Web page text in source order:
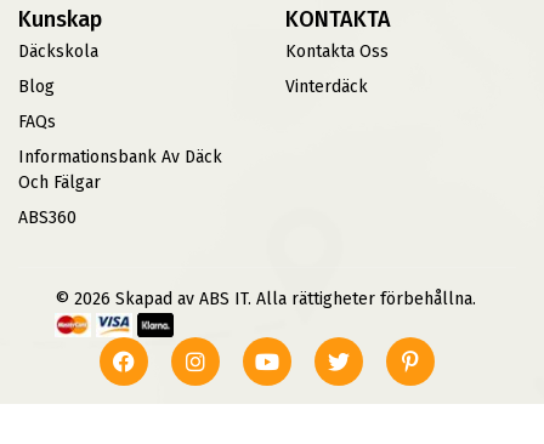
Kunskap
Däckskola
Blog
FAQs
Informationsbank Av Däck
Och Fälgar
ABS360
KONTAKTA
Kontakta Oss
Vinterdäck
© 2026 Skapad av ABS IT. Alla rättigheter förbehållna.